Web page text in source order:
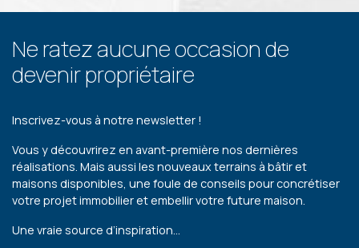
Ne ratez aucune occasion de
devenir propriétaire
Inscrivez-vous à notre newsletter !
Vous y découvrirez en avant-première nos dernières
réalisations. Mais aussi les nouveaux terrains à bâtir et
maisons disponibles, une foule de conseils pour concrétiser
votre projet immobilier et embellir votre future maison.
Une vraie source d’inspiration…